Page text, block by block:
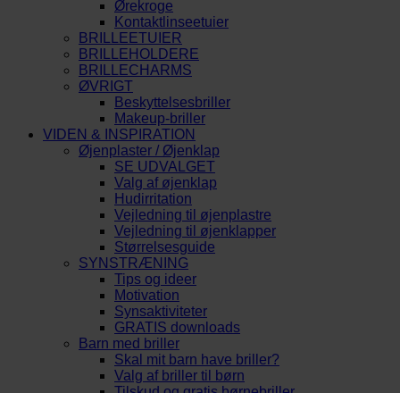
Ørekroge
Kontaktlinseetuier
BRILLEETUIER
BRILLEHOLDERE
BRILLECHARMS
ØVRIGT
Beskyttelsesbriller
Makeup-briller
VIDEN & INSPIRATION
Øjenplaster / Øjenklap
SE UDVALGET
Valg af øjenklap
Hudirritation
Vejledning til øjenplastre
Vejledning til øjenklapper
Størrelsesguide
SYNSTRÆNING
Tips og ideer
Motivation
Synsaktiviteter
GRATIS downloads
Barn med briller
Skal mit barn have briller?
Valg af briller til børn